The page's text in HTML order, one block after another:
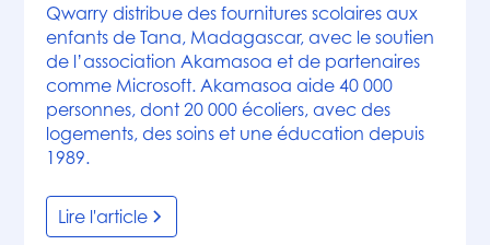
Qwarry distribue des fournitures scolaires aux
enfants de Tana, Madagascar, avec le soutien
de l’association Akamasoa et de partenaires
comme Microsoft. Akamasoa aide 40 000
personnes, dont 20 000 écoliers, avec des
logements, des soins et une éducation depuis
1989.
Lire l'article